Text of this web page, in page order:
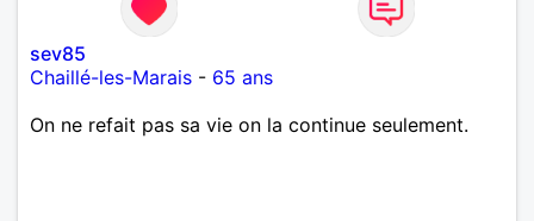
sev85
Chaillé-les-Marais - 65 ans
On ne refait pas sa vie on la continue seulement.